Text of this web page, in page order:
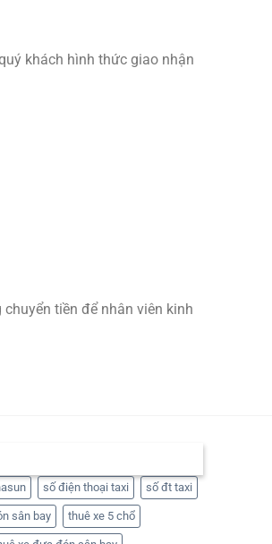
khách hình thức giao nhận
tiền để nhân viên kinh
số điện thoại taxi số đt taxi
sân bay thuê xe 5 chổ